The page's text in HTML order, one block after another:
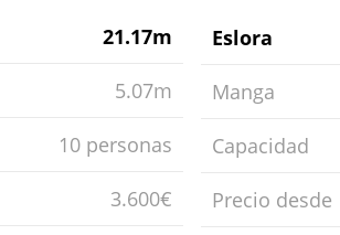
21.17m
5.07m
10 personas
3.600€
Eslora
Manga
Capacidad
Precio desde